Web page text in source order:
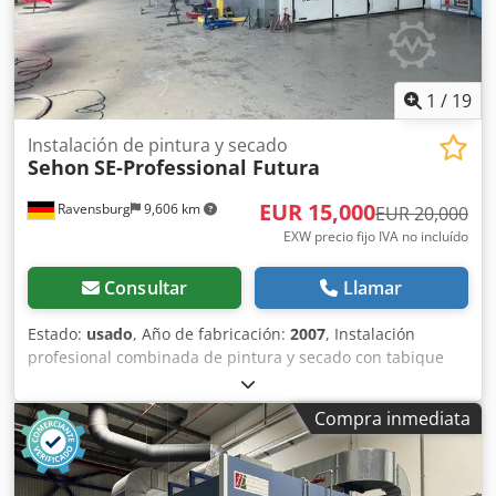
1 / 19
Ravensburg 9,606 km
Instalación de pintura y secado
Sehon SE-Professional Futura
EUR 15,000EUR 20,000
EXW precio fijo IVA no incluído
Consultar Llamar
Estado: usado, Año de fabricación: 2007, Instalación
profesional combinada de pintura y secado con tabique
separador de Sehon, con gran capacidad de cabina y
control SPS. Fabricante: Sehon Innovative Lackieranlagen
und Technik Modelo: SE-Professional Futura Año de
fabricación: 2007 Tipo de instalación: Cabina combinada
de pintado y secado Dimensiones interiores de la cabina:
Compra inmediata